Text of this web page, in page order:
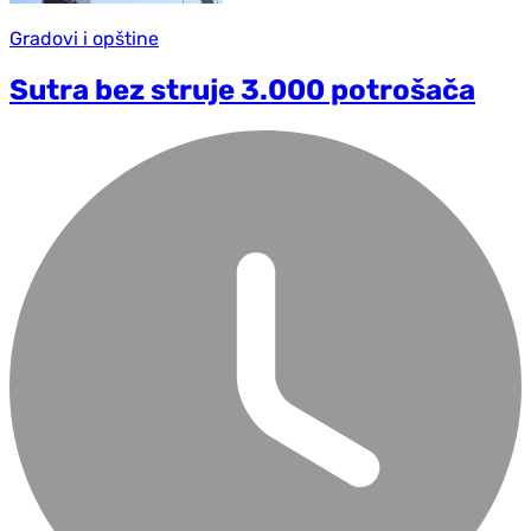
Gradovi i opštine
Sutra bez struje 3.000 potrošača